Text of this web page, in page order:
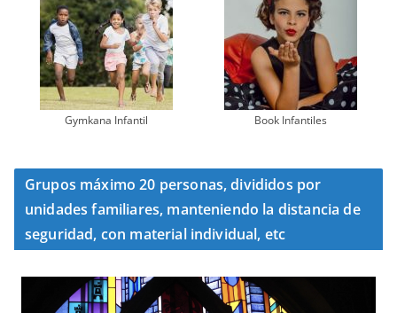
Gymkana Infantil Book Infantiles
Grupos máximo 20 personas, divididos por
unidades familiares, manteniendo la distancia de
seguridad, con material individual, etc